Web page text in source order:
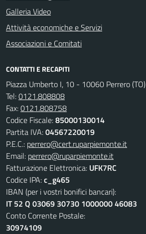
Galleria Video
Attività economiche e Servizi
Associazioni e Comitati
CONTATTI E RECAPITI
Piazza Umberto I, 10 - 10060 Perrero (TO)
Tel:0121.808808
Fax:0121.808758
Codice Fiscale:85000130014
Partita IVA:04567220019
P.E.C.: perrero@cert.ruparpiemonte.it
Email: perrero@ruparpiemonte.it
Fatturazione Elettronica: UFK7RC
Codice IPA:c_g465
IBAN (per i vostri bonifici bancari):
IT 52 Q 03069 30730 1000000 46083
Conto Corrente Postale:
30974109